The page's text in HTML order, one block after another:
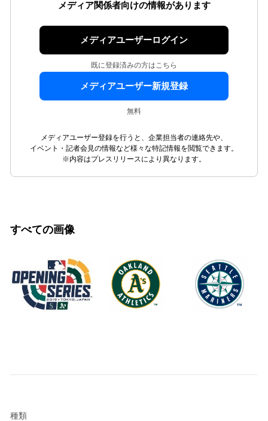
メディア関係者向けの情報があります
メディアユーザーログイン
既に登録済みの方はこちら
メディアユーザー新規登録
無料
メディアユーザー登録を行うと、企業担当者の連絡先や、
イベント・記者会見の情報など様々な特記情報を閲覧できます。
※内容はプレスリリースにより異なります。
すべての画像
種類